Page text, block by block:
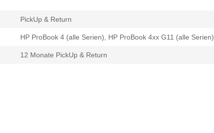
PickUp & Return
HP ProBook 4 (alle Serien), HP ProBook 4xx G11 (alle Serien)
12 Monate PickUp & Return